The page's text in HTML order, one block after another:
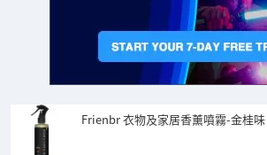
Frienbr 衣物及家居香薰噴霧-金桂